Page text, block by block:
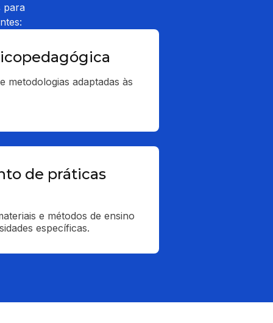
para
metodologias adaptadas às
de práticas
e métodos de ensino
específicas.